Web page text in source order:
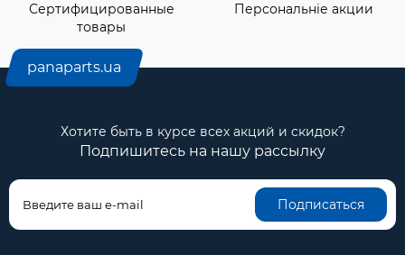
Сертифицированные
товары
Персональніе акции
panaparts.ua
Хотите быть в курсе всех акций и скидок?
Подпишитесь на нашу рассылку
Подписаться